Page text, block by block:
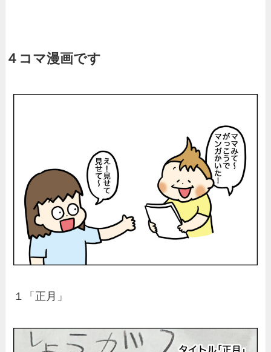
４コマ漫画です
１「正月」